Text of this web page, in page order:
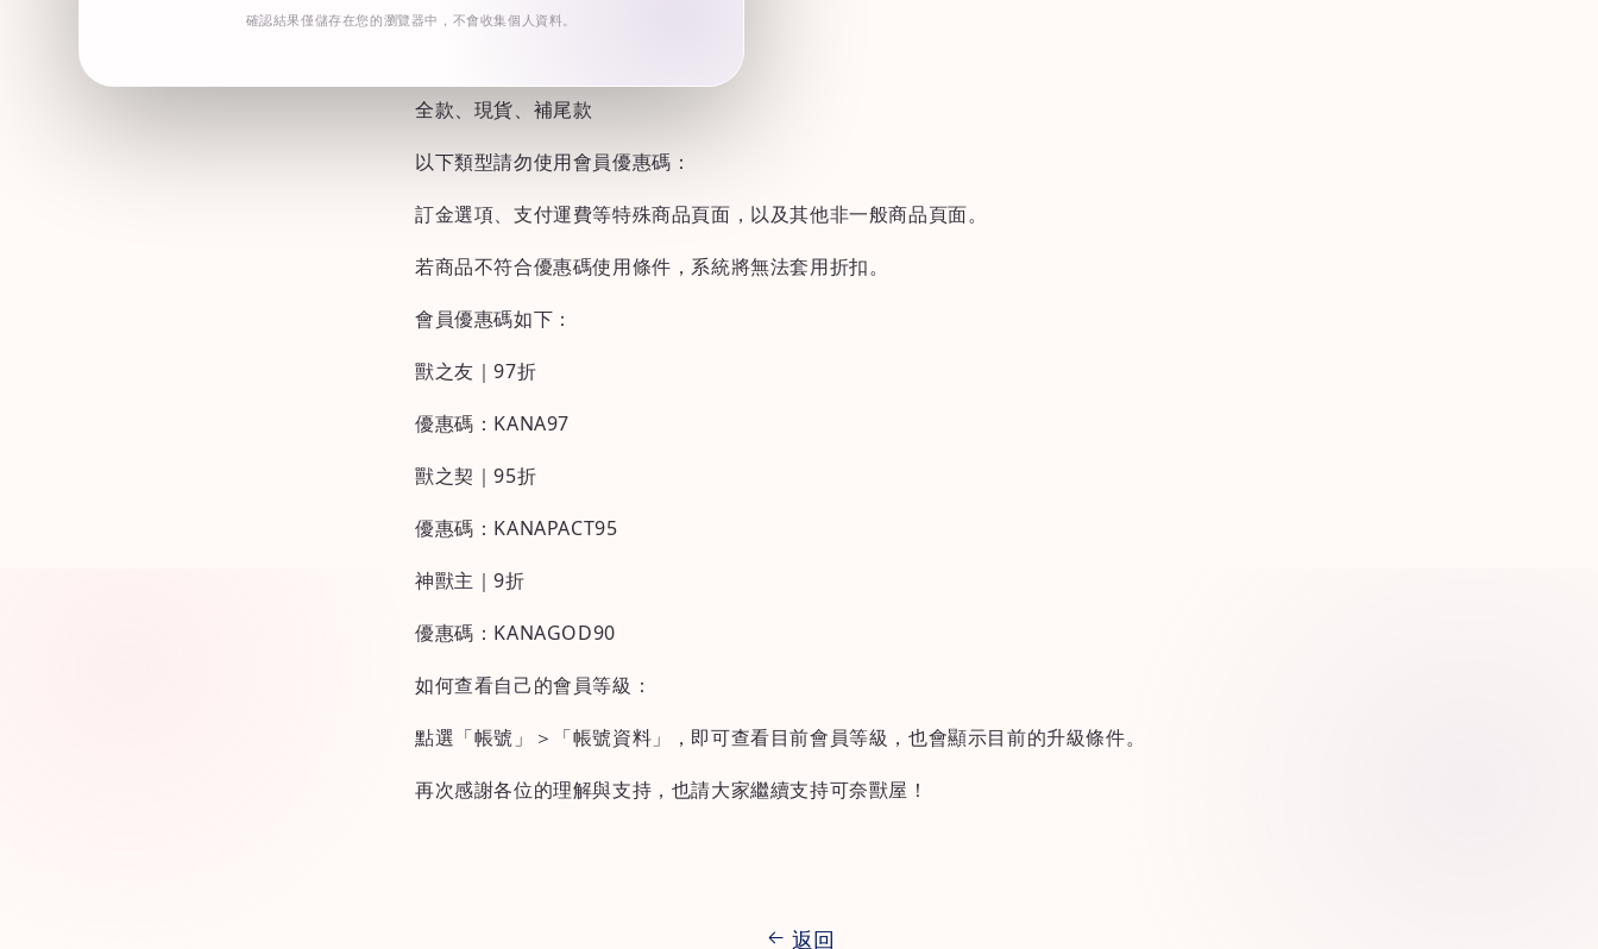
確認結果僅儲存在您的瀏覽器中，不會收集個人資料。
全款、現貨、補尾款
以下類型請勿使用會員優惠碼：
訂金選項、支付運費等特殊商品頁面，以及其他非一般商品頁面。
若商品不符合優惠碼使用條件，系統將無法套用折扣。
會員優惠碼如下：
獸之友｜97折
優惠碼：KANA97
獸之契｜95折
優惠碼：KANAPACT95
神獸主｜9折
優惠碼：KANAGOD90
如何查看自己的會員等級：
點選「帳號」＞「帳號資料」，即可查看目前會員等級，也會顯示目前的升級條件。
再次感謝各位的理解與支持，也請大家繼續支持可奈獸屋！
返回